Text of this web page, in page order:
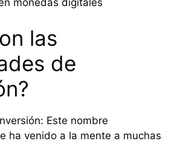
las
de
Este nombre
ha venido a la mente a muchas